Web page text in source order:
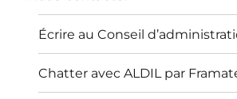
Écrire au Conseil
Chatter avec ALDIL par